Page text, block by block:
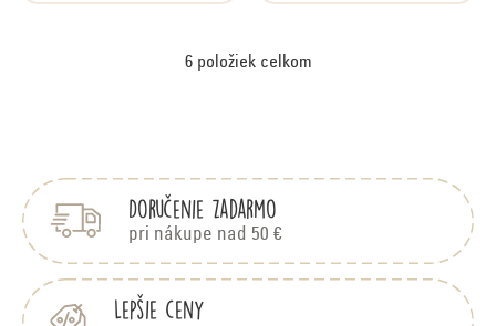
O
á
d
a
6položiek celkom
Doručenie zadarmo
pri nákupe nad 50 €
Lepšie ceny